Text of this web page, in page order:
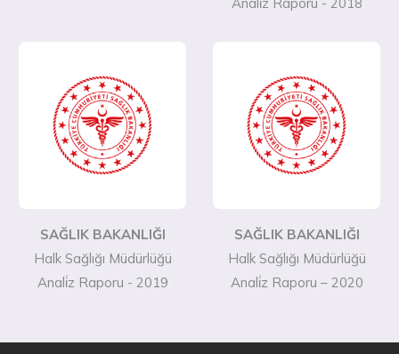
SAĞLIK BAKANLIĞI
Halk Sağlığı Müdürlüğü
Anali̇z Raporu - 2019
SAĞLIK BAKANLIĞI
Halk Sağlığı Müdürlüğü
Anali̇z Raporu – 2020